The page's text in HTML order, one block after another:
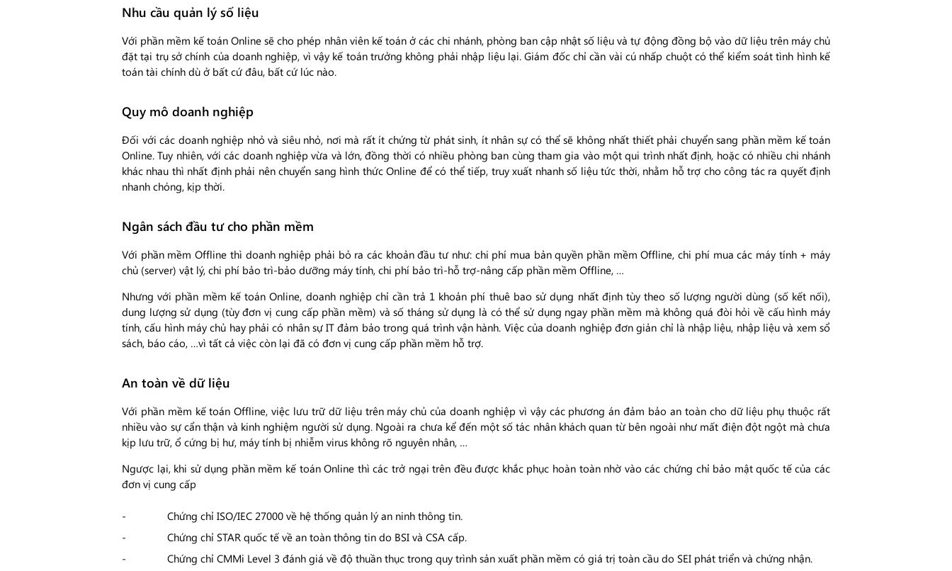
Nhu cầu quản lý số liệu
Với phần mềm kế toán Online sẽ cho phép nhân viên kế toán ở các chi nhánh, phòng ban cập nhật số liệu và tự động đồng bộ vào dữ liệu trên máy chủ
đặt tại trụ sở chính của doanh nghiệp, vì vậy kế toán trưởng không phải nhập liệu lại. Giám đốc chỉ cần vài cú nhấp chuột có thể kiểm soát tình hình kế
toán tài chính dù ở bất cứ đâu, bất cứ lúc nào.
Quy mô doanh nghiệp
Đối với các doanh nghiệp nhỏ và siêu nhỏ, nơi mà rất ít chứng từ phát sinh, ít nhân sự có thể sẽ không nhất thiết phải chuyển sang phần mềm kế toán
Online. Tuy nhiên, với các doanh nghiệp vừa và lớn, đồng thời có nhiều phòng ban cùng tham gia vào một qui trình nhất định, hoặc có nhiều chi nhánh
khác nhau thì nhất định phải nên chuyển sang hình thức Online để có thể tiếp, truy xuất nhanh số liệu tức thời, nhằm hỗ trợ cho công tác ra quyết định
nhanh chóng, kịp thời.
Ngân sách đầu tư cho phần mềm
Với phần mềm Offline thì doanh nghiệp phải bỏ ra các khoản đầu tư như: chi phí mua bản quyền phần mềm Offline, chi phí mua các máy tính + máy
chủ (server) vật lý, chi phí bảo trì-bảo dưỡng máy tính, chi phí bảo trì-hỗ trợ-nâng cấp phần mềm Offline, …
Nhưng với phần mềm kế toán Online, doanh nghiệp chỉ cần trả 1 khoản phí thuê bao sử dụng nhất định tùy theo số lượng người dùng (số kết nối),
dung lượng sử dụng (tùy đơn vị cung cấp phần mềm) và số tháng sử dụng là có thể sử dụng ngay phần mềm mà không quá đòi hỏi về cấu hình máy
tính, cấu hình máy chủ hay phải có nhân sự IT đảm bảo trong quá trình vận hành. Việc của doanh nghiệp đơn giản chỉ là nhập liệu, nhập liệu và xem sổ
sách, báo cáo, …vì tất cả việc còn lại đã có đơn vị cung cấp phần mềm hỗ trợ.
An toàn về dữ liệu
Với phần mềm kế toán Offline, việc lưu trữ dữ liệu trên máy chủ của doanh nghiệp vì vậy các phương án đảm bảo an toàn cho dữ liệu phụ thuộc rất
nhiều vào sự cẩn thận và kinh nghiệm người sử dụng. Ngoài ra chưa kể đến một số tác nhân khách quan từ bên ngoài như mất điện đột ngột mà chưa
kịp lưu trữ, ổ cứng bị hư, máy tính bị nhiễm virus không rõ nguyên nhân, …
Ngược lại, khi sử dụng phần mềm kế toán Online thì các trở ngại trên đều được khắc phục hoàn toàn nhờ vào các chứng chỉ bảo mật quốc tế của các
đơn vị cung cấp
Chứng chỉ ISO/IEC 27000 về hệ thống quản lý an ninh thông tin.
Chứng chỉ STAR quốc tế về an toàn thông tin do BSI và CSA cấp.
Chứng chỉ CMMi Level 3 đánh giá về độ thuần thục trong quy trình sản xuất phần mềm có giá trị toàn cầu do SEI phát triển và chứng nhận.